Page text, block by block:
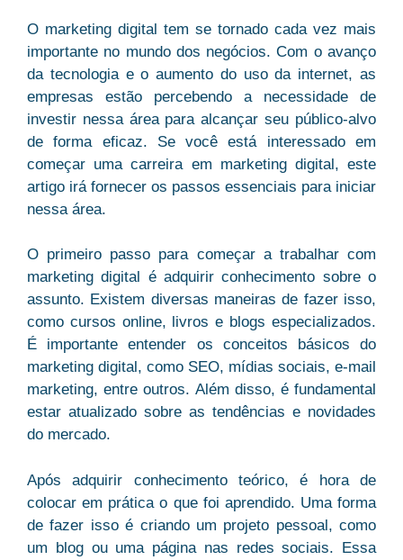
O marketing digital tem se tornado cada vez mais
importante no mundo dos negócios. Com o avanço
da tecnologia e o aumento do uso da internet, as
empresas estão percebendo a necessidade de
investir nessa área para alcançar seu público-alvo
de forma eficaz. Se você está interessado em
começar uma carreira em marketing digital, este
artigo irá fornecer os passos essenciais para iniciar
nessa área.
O primeiro passo para começar a trabalhar com
marketing digital é adquirir conhecimento sobre o
assunto. Existem diversas maneiras de fazer isso,
como cursos online, livros e blogs especializados.
É importante entender os conceitos básicos do
marketing digital, como SEO, mídias sociais, e-mail
marketing, entre outros. Além disso, é fundamental
estar atualizado sobre as tendências e novidades
do mercado.
Após adquirir conhecimento teórico, é hora de
colocar em prática o que foi aprendido. Uma forma
de fazer isso é criando um projeto pessoal, como
um blog ou uma página nas redes sociais. Essa